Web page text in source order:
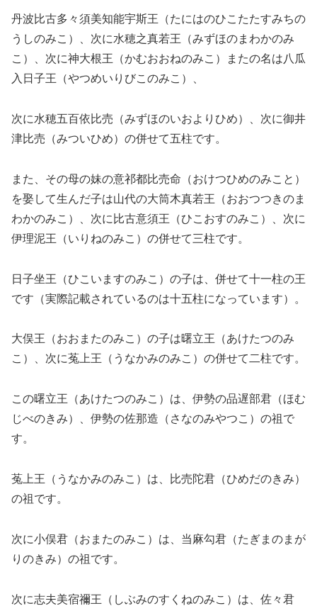
丹波比古多々須美知能宇斯王（たにはのひこたたすみちの
うしのみこ）、次に水穂之真若王（みずほのまわかのみ
こ）、次に神大根王（かむおおねのみこ）またの名は八瓜
入日子王（やつめいりびこのみこ）、
次に水穂五百依比売（みずほのいおよりひめ）、次に御井
津比売（みついひめ）の併せて五柱です。
また、その母の妹の意祁都比売命（おけつひめのみこと）
を娶して生んだ子は山代の大筒木真若王（おおつつきのま
わかのみこ）、次に比古意須王（ひこおすのみこ）、次に
伊理泥王（いりねのみこ）の併せて三柱です。
日子坐王（ひこいますのみこ）の子は、併せて十一柱の王
です（実際記載されているのは十五柱になっています）。
大俣王（おおまたのみこ）の子は曙立王（あけたつのみ
こ）、次に菟上王（うなかみのみこ）の併せて二柱です。
この曙立王（あけたつのみこ）は、伊勢の品遅部君（ほむ
じべのきみ）、伊勢の佐那造（さなのみやつこ）の祖で
す。
菟上王（うなかみのみこ）は、比売陀君（ひめだのきみ）
の祖です。
次に小俣君（おまたのみこ）は、当麻勾君（たぎまのまが
りのきみ）の祖です。
次に志夫美宿禰王（しぶみのすくねのみこ）は、佐々君